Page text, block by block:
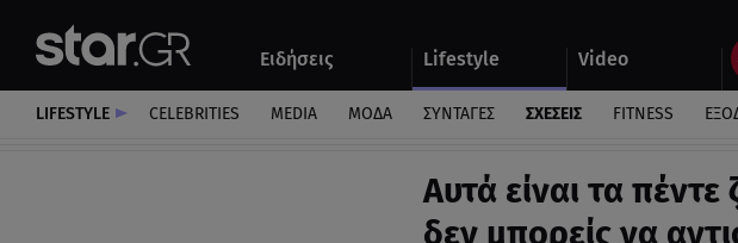
Ειδήσεις Lifestyle Video
Αυτοκίνητο
LIFESTYLE CELEBRITIES MEDIA ΜΟΔΑ ΣΥΝΤΑΓΕΣ ΣΧΕΣΕΙΣ FITNESS
Aυτά είναι τα
δεν μπορείς να